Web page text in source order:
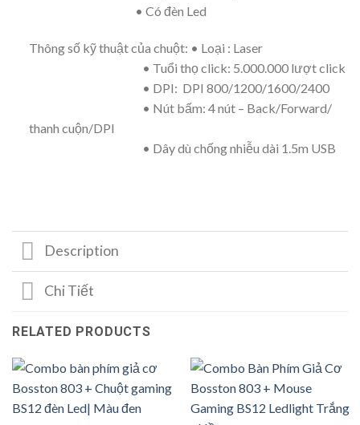
• Có đèn Led
Thông số kỹ thuật của chuột: • Loại : Laser
• Tuổi thọ click: 5.000.000 lượt click
• DPI: DPI 800/1200/1600/2400
• Nút bấm: 4 nút – Back/Forward/
thanh cuộn/DPI
• Dây dù chống nhiễu dài 1.5m USB
Description
Chi Tiết
RELATED PRODUCTS